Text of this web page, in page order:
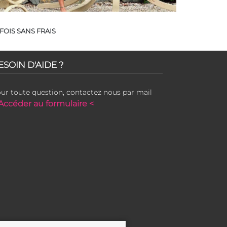
SANS FRAIS
D'AIDE ?
toute question, contactez nous par mail
au formulaire <